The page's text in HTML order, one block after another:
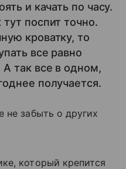
и качать по часу.
поспит точно.
кроватку, то
все равно
так все в одном,
получается.
не забыть о других
который крепится